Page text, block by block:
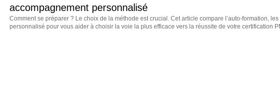
accompagnement personnalisé
Comment se préparer ? Le choix de la méthode est crucial. Cet article compare l’auto-formation,
personnalisé pour vous aider à choisir la voie la plus efficace vers la réussite de votre certification